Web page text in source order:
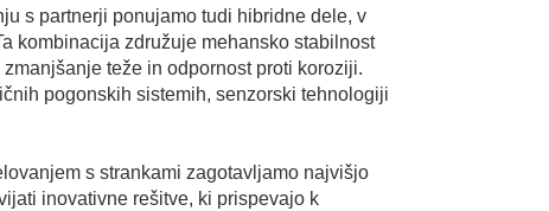
s partnerji ponujamo tudi hibridne dele, v
kombinacija združuje mehansko stabilnost
teže in odpornost proti koroziji.
pogonskih sistemih, senzorski tehnologiji
s strankami zagotavljamo najvišjo
inovativne rešitve, ki prispevajo k